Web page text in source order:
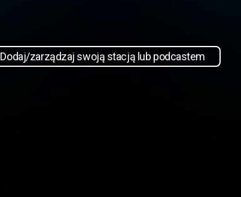
Dodaj/zarządzaj swoją stacją lub podcastem